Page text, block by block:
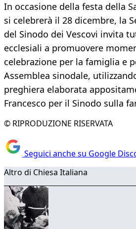
In occasione della festa della
si celebrerà il 28 dicembre, la
del Sinodo dei Vescovi invita
ecclesiali a promuovere
celebrazione per la famiglia e
Assemblea sinodale,
preghiera elaborata
Francesco per il Sinodo sulla
© RIPRODUZIONE RISERVATA
Seguici anche su Google
Altro di Chiesa Italiana